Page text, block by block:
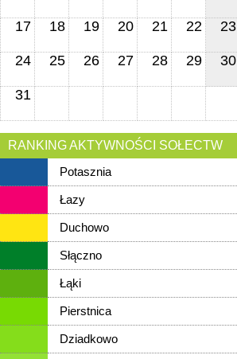
17 18 19 20 21 22 23
24 25 26 27 28 29 30
31
RANKING AKTYWNOŚCI SOŁECTW
Potasznia
Łazy
Duchowo
Słączno
Łąki
Pierstnica
Dziadkowo